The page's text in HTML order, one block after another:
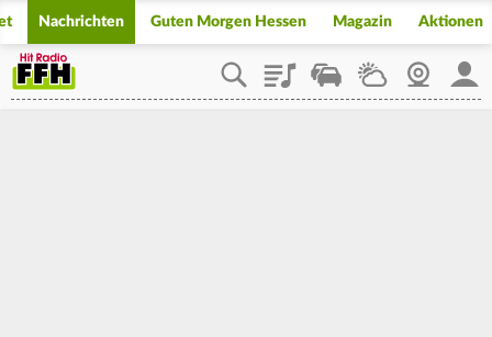
Nachrichten Guten Morgen Hessen Magazin Aktionen
PlaylistStaupilotWetterWebcam